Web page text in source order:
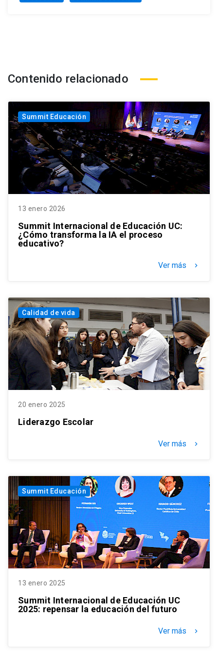
Contenido relacionado
Summit Educación
13 enero 2026
Summit Internacional de Educación UC:
¿Cómo transforma la IA el proceso
educativo?
Ver más keyboard_arrow_right
Calidad de vida
20 enero 2025
Liderazgo Escolar
Ver más keyboard_arrow_right
Summit Educación
13 enero 2025
Summit Internacional de Educación UC
2025: repensar la educación del futuro
Ver más keyboard_arrow_right